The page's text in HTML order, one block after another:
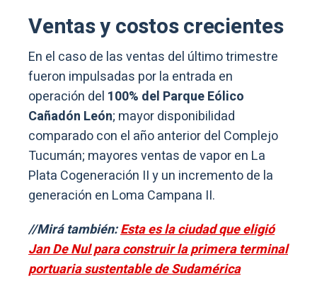
Ventas y costos crecientes
En el caso de las ventas del último trimestre
fueron impulsadas por la entrada en
operación del 100% del Parque Eólico
Cañadón León; mayor disponibilidad
comparado con el año anterior del Complejo
Tucumán; mayores ventas de vapor en La
Plata Cogeneración II y un incremento de la
generación en Loma Campana II.
//Mirá también:Esta es la ciudad que eligió
Jan De Nul para construir la primera terminal
portuaria sustentable de Sudamérica